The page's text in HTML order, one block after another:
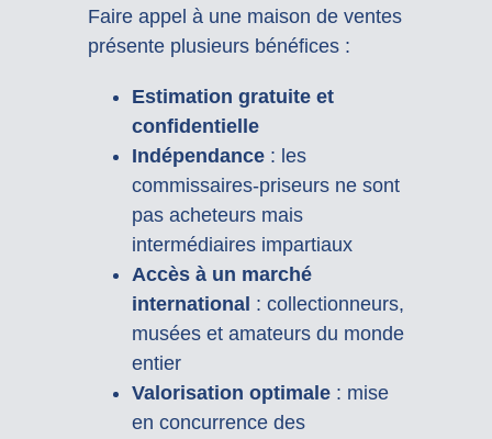
Faire appel à une maison de ventes
présente plusieurs bénéfices :
Estimation gratuite et
confidentielle
Indépendance: les
commissaires-priseurs ne sont
pas acheteurs mais
intermédiaires impartiaux
Accès à un marché
international : collectionneurs,
musées et amateurs du monde
entier
Valorisation optimale: mise
en concurrence des